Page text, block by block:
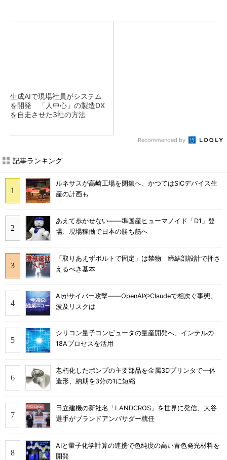
生成AIで現場社員がシステム
を開発 「人中心」の製造DX
を自走させた3社の方法
Recommended by
記事ランキング
ルネサスが高崎工場を閉鎖へ、かつてはSiCデバイス生
産の計画も
あえて歩かせない――準国産ヒューマノイド「D1」登
場、現場稼働で日本の勝ち筋へ
「取りあえずボルトで固定」は禁物 締結部設計で押さ
えるべき基本
AIがサイバー攻撃――OpenAIやClaudeで相次ぐ事態、
波及リスクは
シリコン量子コンピュータの量産開発へ、インテルの
18Aプロセスを活用
老朽化したポンプの主要部品を金属3Dプリンタで一体
造形、納期を3分の1に短縮
日立建機の新社名「LANDCROS」を世界に発信、大谷
選手がブランドアンバサダー就任
AIと量子化学計算の連携で色純度の高い青色発光材料を
開発